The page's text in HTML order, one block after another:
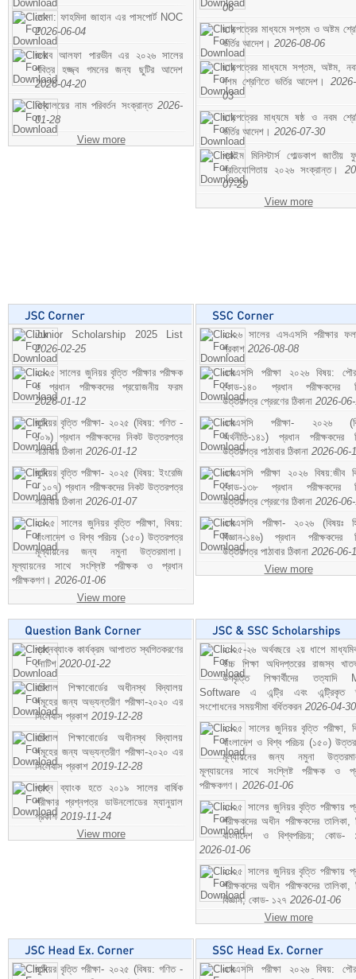
মোসা: ফাহমিদা জাহান এর পাসপোর্ট NOC
2026-06-04
জনাব আলফা পারভীন এর ২০২৬ সালের
পবিত্র হজ্জ্ব গমনের জন্য ছুটির আদেশ
2026-04-20
বিদ্যালয়ের নাম পরিবর্তন সংক্রান্ত 2026-
01-28
View more
06
ছাড়পত্রের মাধ্যমে সপ্তম ও অষ্টম
ভর্তির আদেশ। 2026-08-06
ছাড়পত্রের মাধ্যমে সপ্তম, অষ্টম,
দশম শ্রেণিতে ভর্তির আদেশ।
03
ছাড়পত্রের মাধ্যমে ষষ্ঠ ও নবম
ভর্তির আদেশ। 2026-07-30
প্রাইম মিনিস্টার্স গোল্ডকাপ জাতীয়
প্রতিযোগিতায় ২০২৬ সংক্রান্ত।
07-29
View more
Junior Scholarship 2025 List
2026-02-25
২০২৫ সালের জুনিয়র বৃত্তি পরীক্ষার পরীক্ষক
ও প্রধান পরীক্ষকদের প্রয়োজনীয় ফরম
2026-01-12
জুনিয়র বৃত্তি পরীক্ষা- ২০২৫ (বিষয়: গণিত -
১০৯) প্রধান পরীক্ষকদের নিকট উত্তরপত্র
পাঠাবার ঠিকানা 2026-01-12
জুনিয়র বৃত্তি পরীক্ষা- ২০২৫ (বিষয়: ইংরেজি
- ১০৭) প্রধান পরীক্ষকদের নিকট উত্তরপত্র
পাঠাবার ঠিকানা 2026-01-07
২০২৫ সালের জুনিয়র বৃত্তি পরীক্ষা, বিষয়:
বাংলাদেশ ও বিশ্ব পরিচয় (১৫০) উত্তরপত্র
মূল্যায়নের জন্য নমুনা উত্তরমালা।
মূল্যায়নের সাথে সংশ্লিষ্ট পরীক্ষক ও প্রধান
পরীক্ষকগণ। 2026-01-06
View more
২০২৬ সালের এসএসসি পরীক্ষার
প্রকাশ 2026-08-08
এসএসসি পরীক্ষা ২০২৬ বিষয়:
কোড-১৪০ প্রধান পরীক্ষকদের
উত্তরপত্র প্রেরণের ঠিকানা 2026-
এসএসসি পরীক্ষা- ২০২৬
অর্থনীতি-১৪১) প্রধান পরীক্ষকদের
উত্তরপত্র পাঠাবার ঠিকানা 2026-06-
এসএসসি পরীক্ষা ২০২৬ বিষয়:জীব
কোড-১৩৮ প্রধান পরীক্ষকদের
উত্তরপত্র প্রেরণের ঠিকানা 2026-
এসএসসি পরীক্ষা- ২০২৬ (বিষয়ঃ
বিজ্ঞান-১৪৬) প্রধান পরীক্ষকদের
উত্তরপত্র পাঠাবার ঠিকানা 2026-06-
View more
প্রশ্নব্যাংক কার্যক্রম আপাতত স্থগিতকরণের
নোটিশ 2020-01-22
বরিশাল শিক্ষাবোর্ডের অধীনস্থ বিদ্যালয়
সমূহের জন্য অভ্যন্তরীণ পরীক্ষা-২০২০ এর
সিলেবাস প্রকাশ 2019-12-28
বরিশাল শিক্ষাবোর্ডের অধীনস্থ বিদ্যালয়
সমূহের জন্য অভ্যন্তরীণ পরীক্ষা-২০২০ এর
সিলেবাস প্রকাশ 2019-12-28
প্রশ্ন ব্যাংক হতে ২০১৯ সালের বার্ষিক
পরীক্ষার প্রশ্নপত্র ডাউনলোডের ম্যানুয়াল
প্রকাশ 2019-11-24
View more
২০২৫-২৬ অর্থবছরে ২য় ধাপে
উচ্চ শিক্ষা অধিদপ্তরের রাজস্ব
উপবৃত্তি শিক্ষার্থীদের তত্যাদি
Software এ এন্ট্রি এবং এন্ট্রিকৃত
সংশোধনের সময়সীমা বর্ধিতকরন 2026-04-30
২০২৫ সালের জুনিয়র বৃত্তি পরীক্ষা,
বাংলাদেশ ও বিশ্ব পরিচয় (১৫০)
মূল্যায়নের জন্য নমুনা
মূল্যায়নের সাথে সংশ্লিষ্ট পরীক্ষক ও
পরীক্ষকগণ। 2026-01-06
২০২৫ সালের জুনিয়র বৃত্তি পরীক্ষায়
পরীক্ষকদের অধীন পরীক্ষকদের তালিকা,
বাংলাদেশ ও বিশ্বপরিচয়; কোড-
2026-01-06
২০২৫ সালের জুনিয়র বৃত্তি পরীক্ষায়
পরীক্ষকদের অধীন পরীক্ষকদের তালিকা,
বিজ্ঞান; কোড- ১২৭ 2026-01-06
View more
জুনিয়র বৃত্তি পরীক্ষা- ২০২৫ (বিষয়: গণিত -
এসএসসি পরীক্ষা ২০২৬ বিষয়: